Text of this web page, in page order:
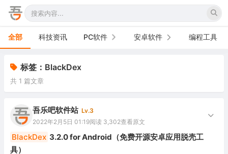
全部 科技资讯 PC软件
办公软件
网络软件
图形图像
游戏娱乐
安卓软件
手机软件
电视软件
车机软件
编程工具
标签：BlackDex
共 1 篇文章
吾乐吧软件站 Lv.3
2022年2月5日 01:19阅读 3,302查看原文
BlackDex 3.2.0 for Android（免费开源安卓应用脱壳工
具）